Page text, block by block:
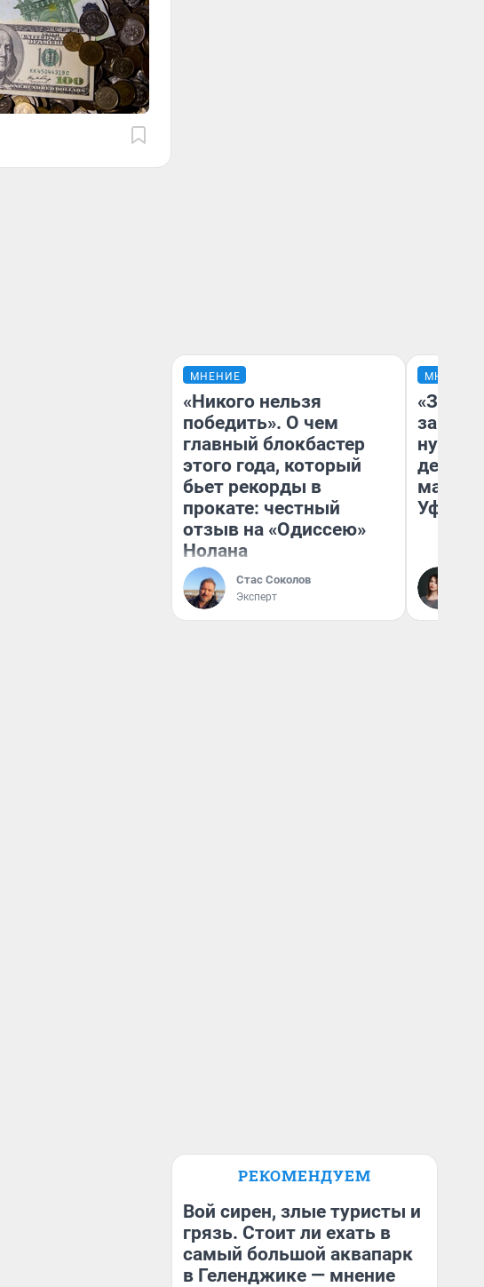
МНЕНИЕ
«Никого нельзя
победить». О чем
главный блокбастер
этого года, который
бьет рекорды в
прокате: честный
отзыв на «Одиссею»
Нолана
Стас Соколов
Эксперт
МНЕНИЕ
дела с
Уфа
РЕКОМЕНДУЕМ
Вой сирен, злые туристы и
грязь. Стоит ли ехать в
самый большой аквапарк
в Геленджике — мнение